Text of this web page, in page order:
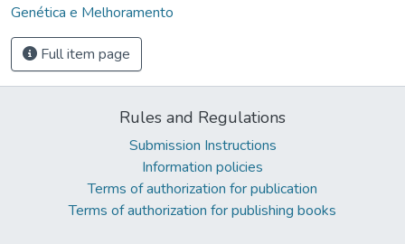
Genética e Melhoramento
Full item page
Rules and Regulations
Submission Instructions
Information policies
Terms of authorization for publication
Terms of authorization for publishing books